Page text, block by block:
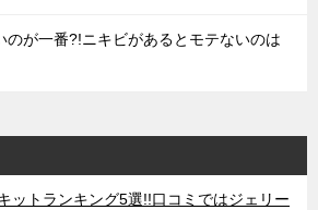
のが一番?!ニキビがあるとモテないのは
ットランキング5選!!口コミではジェリー